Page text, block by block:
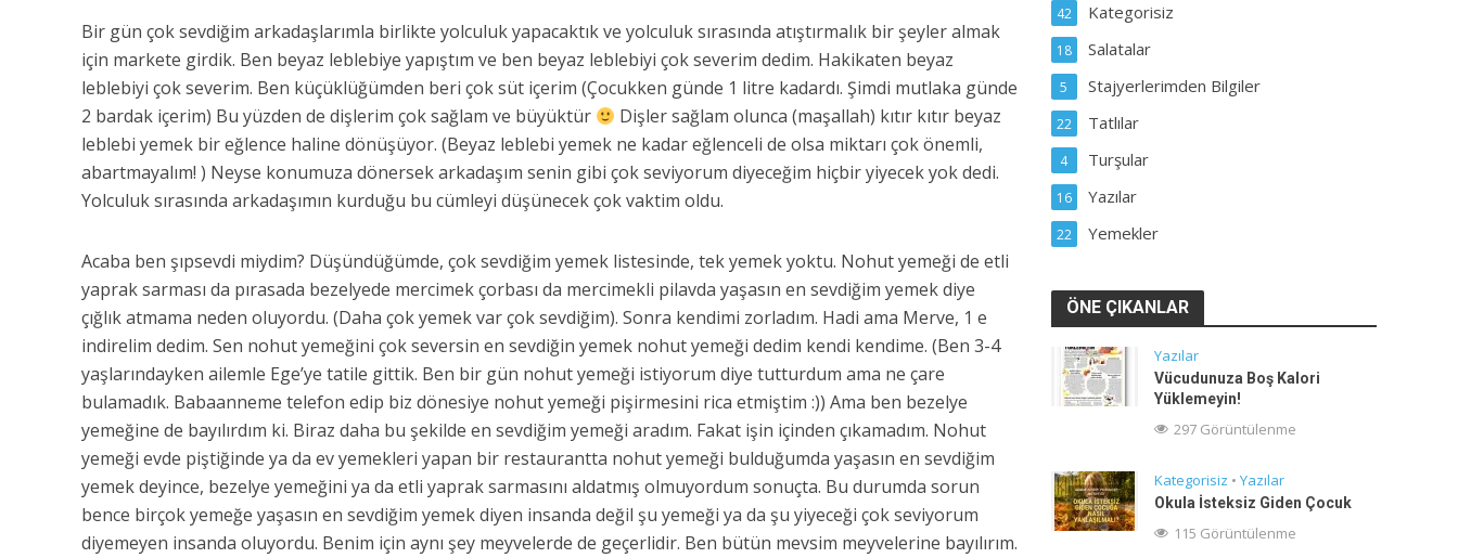
Bir gün çok sevdiğim arkadaşlarımla birlikte yolculuk yapacaktık ve yolculuk sırasında atıştırmalık bir şeyler almak
için markete girdik. Ben beyaz leblebiye yapıştım ve ben beyaz leblebiyi çok severim dedim. Hakikaten beyaz
leblebiyi çok severim. Ben küçüklüğümden beri çok süt içerim (Çocukken günde 1 litre kadardı. Şimdi mutlaka günde
2 bardak içerim) Bu yüzden de dişlerim çok sağlam ve büyüktür
Dişler sağlam olunca (maşallah) kıtır kıtır beyaz
leblebi yemek bir eğlence haline dönüşüyor. (Beyaz leblebi yemek ne kadar eğlenceli de olsa miktarı çok önemli,
abartmayalım! ) Neyse konumuza dönersek arkadaşım senin gibi çok seviyorum diyeceğim hiçbir yiyecek yok dedi.
Yolculuk sırasında arkadaşımın kurduğu bu cümleyi düşünecek çok vaktim oldu.
Acaba ben şıpsevdi miydim? Düşündüğümde, çok sevdiğim yemek listesinde, tek yemek yoktu. Nohut yemeği de etli
yaprak sarması da pırasada bezelyede mercimek çorbası da mercimekli pilavda yaşasın en sevdiğim yemek diye
çığlık atmama neden oluyordu. (Daha çok yemek var çok sevdiğim). Sonra kendimi zorladım. Hadi ama Merve, 1 e
indirelim dedim. Sen nohut yemeğini çok seversin en sevdiğin yemek nohut yemeği dedim kendi kendime. (Ben 3-4
yaşlarındayken ailemle Ege’ye tatile gittik. Ben bir gün nohut yemeği istiyorum diye tutturdum ama ne çare
bulamadık. Babaanneme telefon edip biz dönesiye nohut yemeği pişirmesini rica etmiştim :)) Ama ben bezelye
yemeğine de bayılırdım ki. Biraz daha bu şekilde en sevdiğim yemeği aradım. Fakat işin içinden çıkamadım. Nohut
yemeği evde piştiğinde ya da ev yemekleri yapan bir restaurantta nohut yemeği bulduğumda yaşasın en sevdiğim
yemek deyince, bezelye yemeğini ya da etli yaprak sarmasını aldatmış olmuyordum sonuçta. Bu durumda sorun
bence birçok yemeğe yaşasın en sevdiğim yemek diyen insanda değil şu yemeği ya da şu yiyeceği çok seviyorum
diyemeyen insanda oluyordu. Benim için aynı şey meyvelerde de geçerlidir. Ben bütün mevsim meyvelerine bayılırım.
Kategorisiz
42
Salatalar
18
Stajyerlerimden Bilgiler
5
Tatlılar
22
Turşular
4
Yazılar
16
Yemekler
22
ÖNE ÇIKANLAR
Yazılar
Vücudunuza Boş Kalori
Yüklemeyin!
297 Görüntülenme
Kategorisiz • Yazılar
Okula İsteksiz Giden Çocuk
115 Görüntülenme